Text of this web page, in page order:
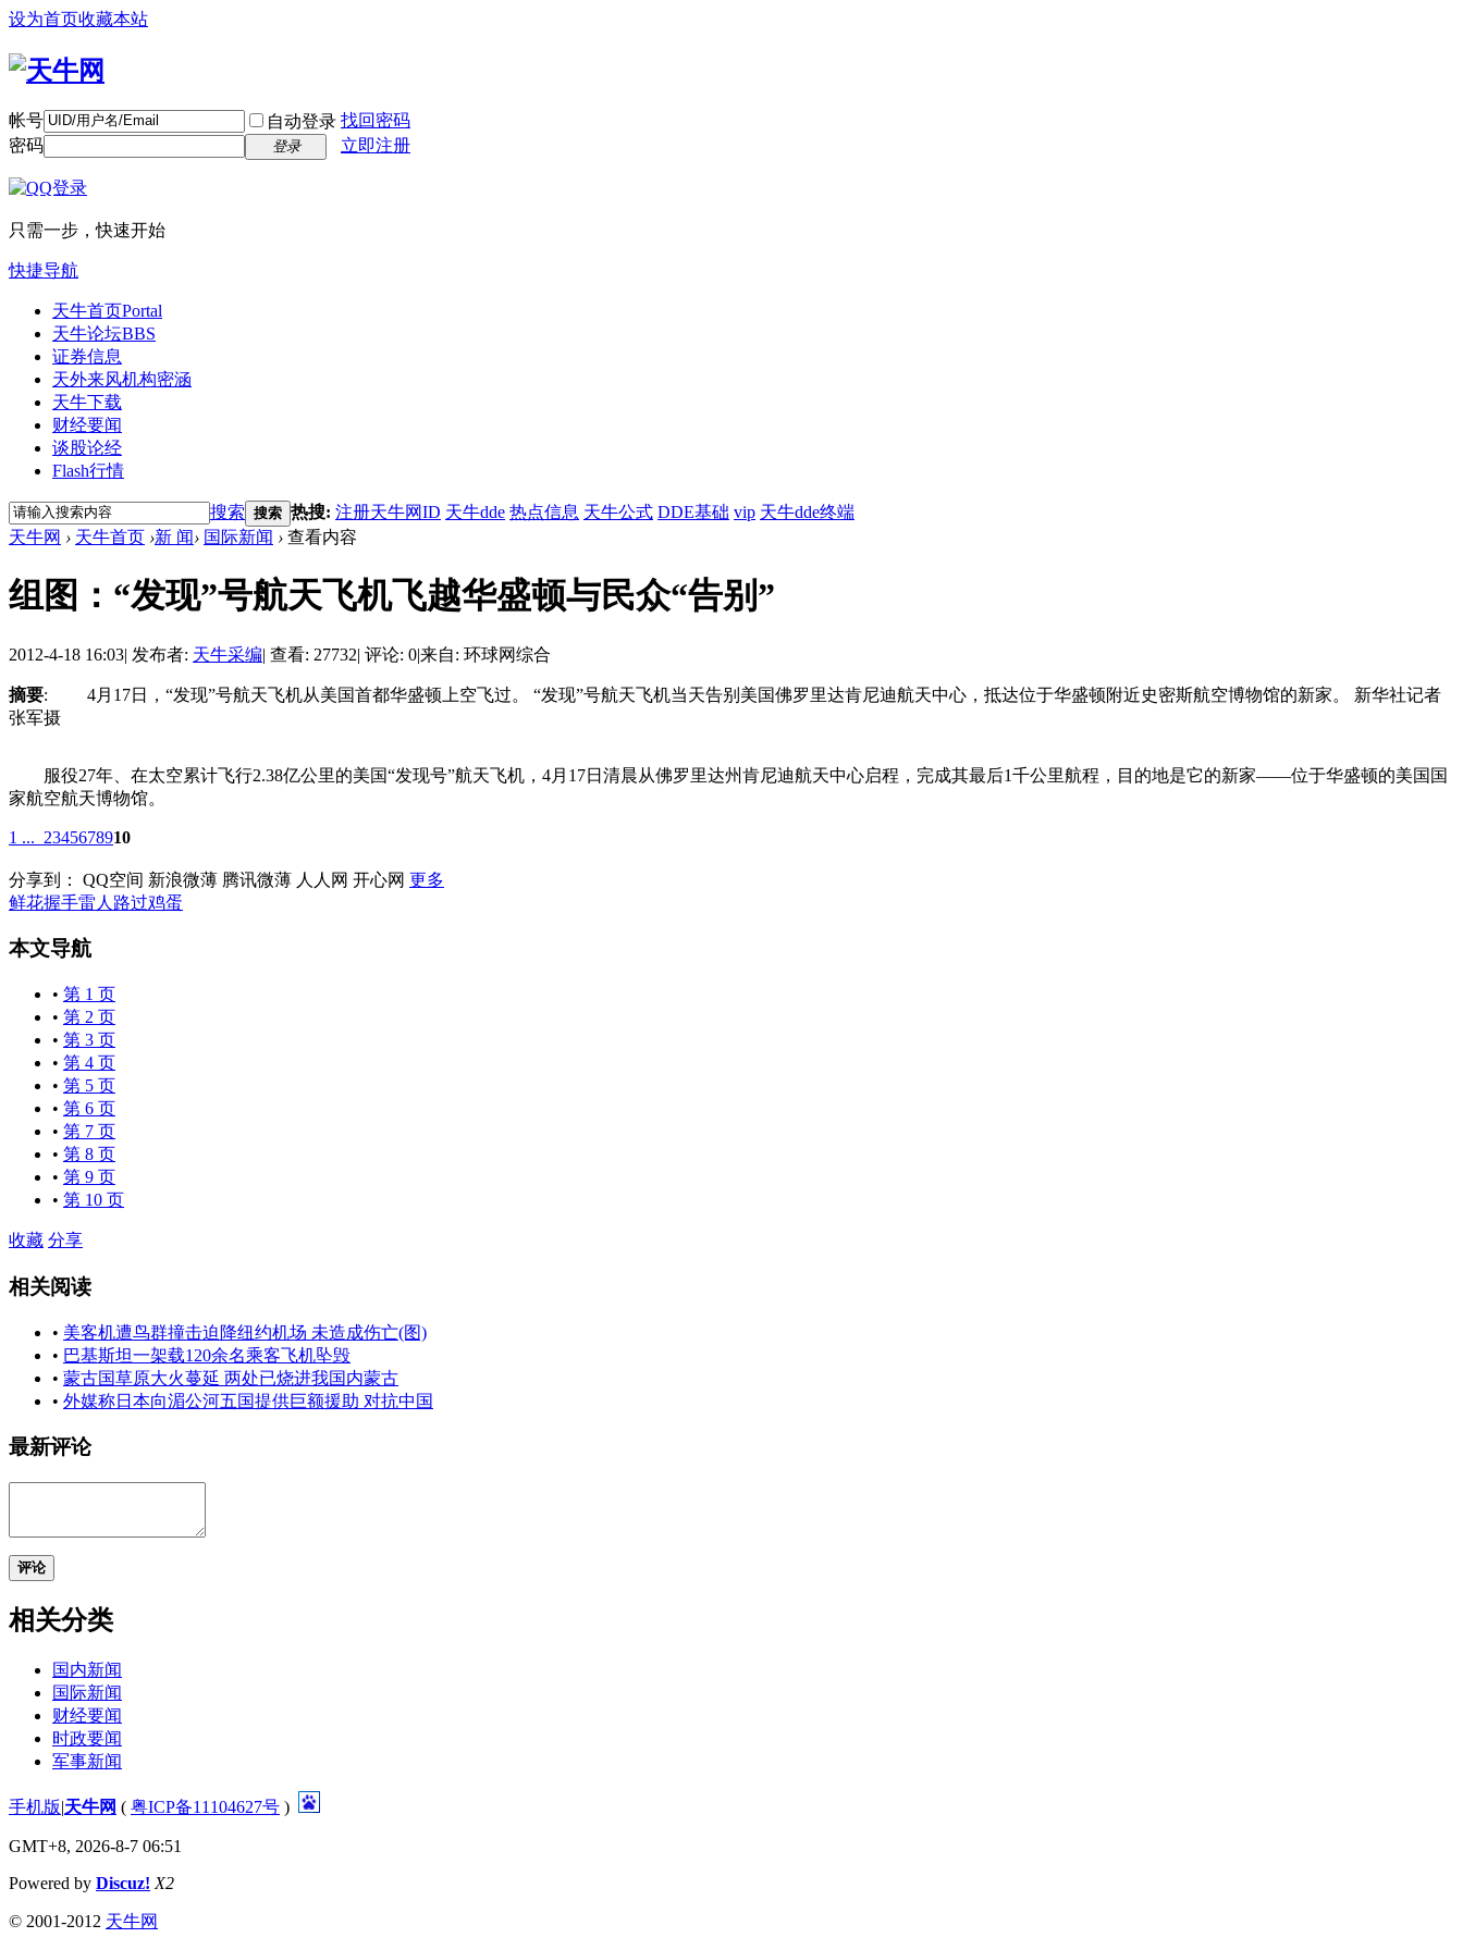
设为首页收藏本站
帐号 自动登录 找回密码
密码
登录 立即注册
只需一步，快速开始
快捷导航
天牛首页Portal
天牛论坛BBS
证券信息
天外来风机构密涵
天牛下载
财经要闻
谈股论经
Flash行情
搜索 搜索 热搜: 注册天牛网ID 天牛dde 热点信息 天牛公式 DDE基础 vip 天牛dde终端
天牛网 › 天牛首页 ›新 闻› 国际新闻 › 查看内容
组图：“发现”号航天飞机飞越华盛顿与民众“告别”
2012-4-18 16:03| 发布者: 天牛采编| 查看: 27732| 评论: 0|来自: 环球网综合
摘要: 4月17日，“发现”号航天飞机从美国首都华盛顿上空飞过。 “发现”号航天飞机当天告别美国佛罗里达肯尼迪航天中心，抵达位于华盛顿附近史密斯航空博物馆的新家。 新华社记者
张军摄
服役27年、在太空累计飞行2.38亿公里的美国“发现号”航天飞机，4月17日清晨从佛罗里达州肯尼迪航天中心启程，完成其最后1千公里航程，目的地是它的新家——位于华盛顿的美国国
家航空航天博物馆。
1 ... 2345678910
分享到： QQ空间 新浪微薄 腾讯微薄 人人网 开心网 更多
鲜花握手雷人 路过鸡蛋
本文导航
• 第 1 页
• 第 2 页
• 第 3 页
• 第 4 页
• 第 5 页
• 第 6 页
• 第 7 页
• 第 8 页
• 第 9 页
• 第 10 页
收藏 分享
相关阅读
• 美客机遭鸟群撞击迫降纽约机场 未造成伤亡(图)
• 巴基斯坦一架载120余名乘客飞机坠毁
• 蒙古国草原大火蔓延 两处已烧进我国内蒙古
• 外媒称日本向湄公河五国提供巨额援助 对抗中国
最新评论
评论
相关分类
国内新闻
国际新闻
财经要闻
时政要闻
军事新闻
手机版|天牛网 ( 粤ICP备11104627号 )
GMT+8, 2026-8-7 06:51
Powered by Discuz! X2
© 2001-2012 天牛网